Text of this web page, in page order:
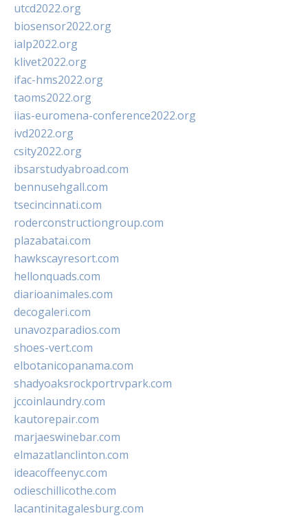
utcd2022.org
biosensor2022.org
ialp2022.org
klivet2022.org
ifac-hms2022.org
taoms2022.org
iias-euromena-conference2022.org
ivd2022.org
csity2022.org
ibsarstudyabroad.com
bennusehgall.com
tsecincinnati.com
roderconstructiongroup.com
plazabatai.com
hawkscayresort.com
hellonquads.com
diarioanimales.com
decogaleri.com
unavozparadios.com
shoes-vert.com
elbotanicopanama.com
shadyoaksrockportrvpark.com
jccoinlaundry.com
kautorepair.com
marjaeswinebar.com
elmazatlanclinton.com
ideacoffeenyc.com
odieschillicothe.com
lacantinitagalesburg.com